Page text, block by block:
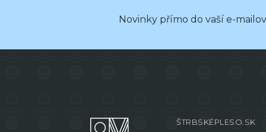
Novinky přímo do vaší e-
ŠTRBSKÉPLESO.SK